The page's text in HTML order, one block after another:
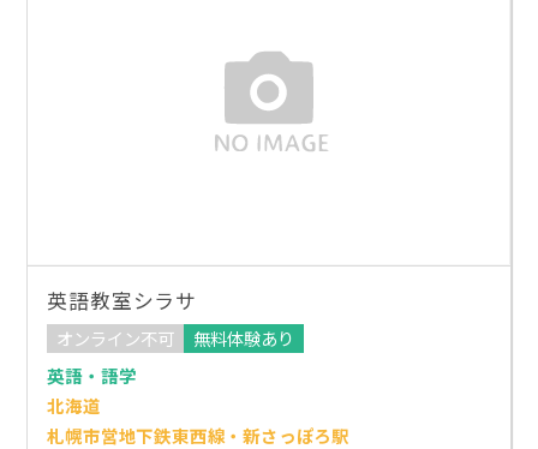
英語教室シラサ
オンライン不可
無料体験あり
英語・語学
北海道
札幌市営地下鉄東西線・新さっぽろ駅